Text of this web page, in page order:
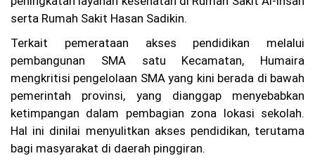
da
n
an
sp
ar
an
M
P
M
ut
serta Rumah Sakit Hasan Sadikin.
Terkait pemerataan akses pendidikan melalui
pembangunan SMA satu Kecamatan, Humaira
mengkritisi pengelolaan SMA yang kini berada di bawah
pemerintah provinsi, yang dianggap menyebabkan
ketimpangan dalam pembagian zona lokasi sekolah.
Hal ini dinilai menyulitkan akses pendidikan, terutama
bagi masyarakat di daerah pinggiran.